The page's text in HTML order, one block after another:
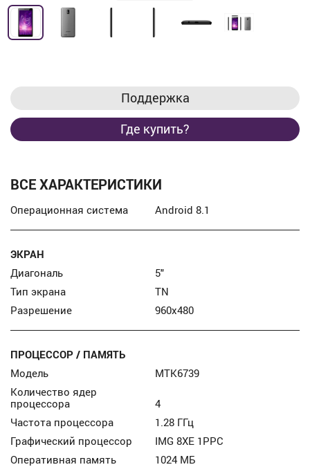
Поддержка
Где купить?
ВСЕ ХАРАКТЕРИСТИКИ
Операционная система Android 8.1
ЭКРАН
Диагональ
5″
Тип экрана
TN
Разрешение
960x480
ПРОЦЕССОР / ПАМЯТЬ
Модель
MTK6739
Количество ядер
процессора
4
Частота процессора
1.28 ГГц
Графический процессор
IMG 8XE 1PPC
Оперативная память
1024 МБ